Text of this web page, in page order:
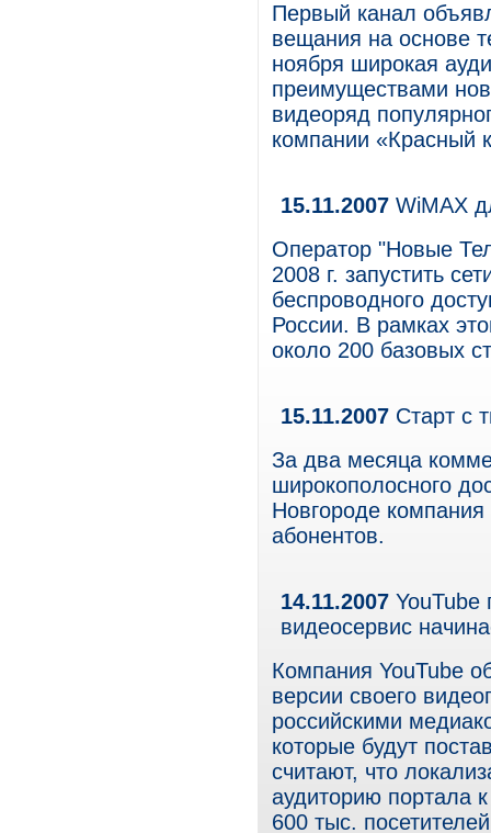
Первый канал
вещания на основе
ноября широкая
преимуществами
видеоряд
компании «Красный
15.11.2007 WiMAX
Оператор "Новые
2008 г. запустить
беспроводного
России. В рамках
около 200 базовых
15.11.2007 Старт с
За два месяца
широкополосного
Новгороде
абонентов.
14.11.2007 YouTube
видеосервис
Компания YouTube
версии своего
российскими
которые будут
считают, что
аудиторию портала
600 тыс.